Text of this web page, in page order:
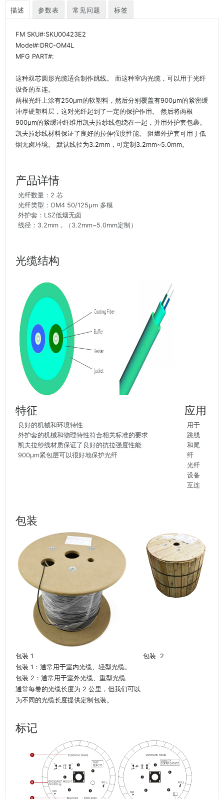
描述 参数表 常见问题 标签
FM SKU#:SKU00423E2
Model#:DRC-OM4L
MFG PART#:
这种双芯圆形光缆适合制作跳线。 而这种室内光缆，可以用于光纤
设备的互连。
两根光纤上涂有250μm的软塑料，然后分别覆盖有900μm的紧密缓
冲厚硬塑料层，这对光纤起到了一定的保护作用。 然后将两根
900μm的紧缓冲纤维用凯夫拉纱线包绕在一起，并用外护套包裹。
凯夫拉纱线材料保证了良好的拉伸强度性能。 阻燃外护套可用于低
烟无卤环境。 默认线径为3.2mm，可定制3.2mm~5.0mm。
产品详情
光纤数量：2 芯
光纤类型：OM4 50/125μm 多模
外护套：LSZ低烟无卤
线径：3.2mm，（3.2mm~5.0mm定制）
光缆结构
特征
良好的机械和环境特性
外护套的机械和物理特性符合相关标准的要求
凯夫拉纱线材质保证了良好的抗拉强度性能
900μm紧包层可以很好地保护光纤
应用
用于
跳线
和尾
纤
光纤
设备
互连
包装
包装 1
包装 2
包装 1：通常用于室内光缆、轻型光缆。
包装 2：通常用于室外光缆、重型光缆
通常每卷的光缆长度为 2 公里，但我们可以
为不同的光缆长度提供定制包装。
标记